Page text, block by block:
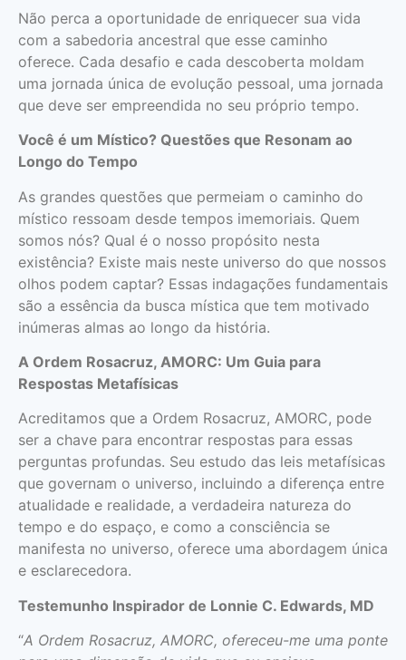
Não perca a oportunidade de enriquecer sua vida
com a sabedoria ancestral que esse caminho
oferece. Cada desafio e cada descoberta moldam
uma jornada única de evolução pessoal, uma jornada
que deve ser empreendida no seu próprio tempo.
Você é um Místico? Questões que Resonam ao
Longo do Tempo
As grandes questões que permeiam o caminho do
místico ressoam desde tempos imemoriais. Quem
somos nós? Qual é o nosso propósito nesta
existência? Existe mais neste universo do que nossos
olhos podem captar? Essas indagações fundamentais
são a essência da busca mística que tem motivado
inúmeras almas ao longo da história.
A Ordem Rosacruz, AMORC: Um Guia para
Respostas Metafísicas
Acreditamos que a Ordem Rosacruz, AMORC, pode
ser a chave para encontrar respostas para essas
perguntas profundas. Seu estudo das leis metafísicas
que governam o universo, incluindo a diferença entre
atualidade e realidade, a verdadeira natureza do
tempo e do espaço, e como a consciência se
manifesta no universo, oferece uma abordagem única
e esclarecedora.
Testemunho Inspirador de Lonnie C. Edwards, MD
“A Ordem Rosacruz, AMORC, ofereceu-me uma ponte